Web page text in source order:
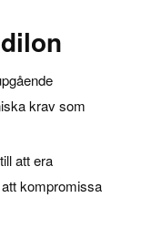
krav som
att era
kompromissa